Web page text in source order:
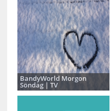
BandyWorld Morgon
Söndag | TV